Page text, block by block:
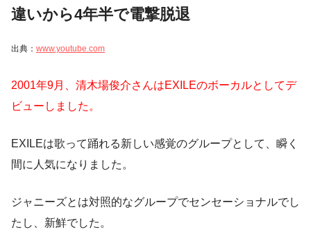
違いから4年半で電撃脱退
出典： www.youtube.com
2001年9月、清木場俊介さんはEXILEのボーカルとしてデ
ビューしました。
EXILEは歌って踊れる新しい感覚のグループとして、瞬く
間に人気になりました。
ジャニーズとは対照的なグループでセンセーショナルでし
たし、新鮮でした。